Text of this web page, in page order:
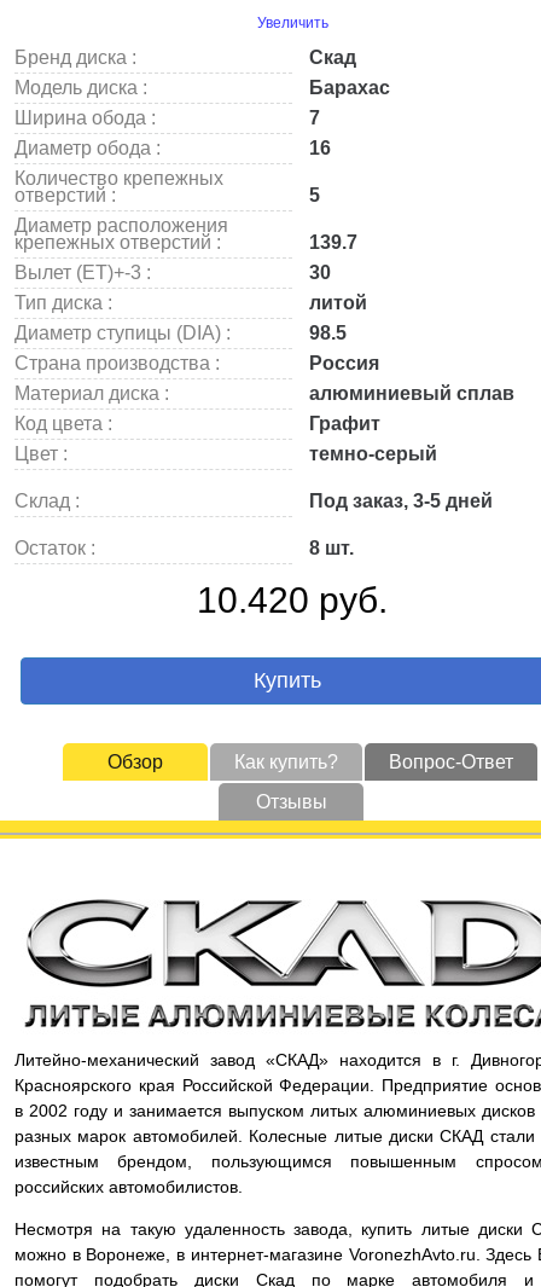
Увеличить
Бренд диска :
Скад
Модель диска :
Барахас
Ширина обода :
7
Диаметр обода :
16
Количество крепежных
отверстий :
5
Диаметр расположения
крепежных отверстий :
139.7
Вылет (ET)+-3 :
30
Тип диска :
литой
Диаметр ступицы (DIA) :
98.5
Страна производства :
Россия
Материал диска :
алюминиевый сплав
Код цвета :
Графит
Цвет :
темно-серый
Склад : Под заказ, 3-5 дней
Остаток : 8 шт.
10.420 руб.
Купить
Обзор Как купить?
Вопрос-Ответ
Отзывы
Литейно-механический завод «СКАД» находится в г.
Красноярского края Российской Федерации. Предприятие
в 2002 году и занимается выпуском литых алюминиевых дисков
разных марок автомобилей. Колесные литые диски СКАД стали
известным брендом, пользующимся повышенным
российских автомобилистов.
Несмотря на такую удаленность завода, купить литые диски
можно в Воронеже, в интернет-магазине VoronezhAvto.ru. Здесь
помогут подобрать диски Скад по марке автомобиля